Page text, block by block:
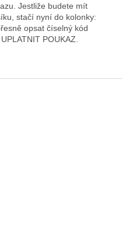
Jestliže budete mít
stačí nyní do kolonky:
opsat číselný kód
POUKAZ.